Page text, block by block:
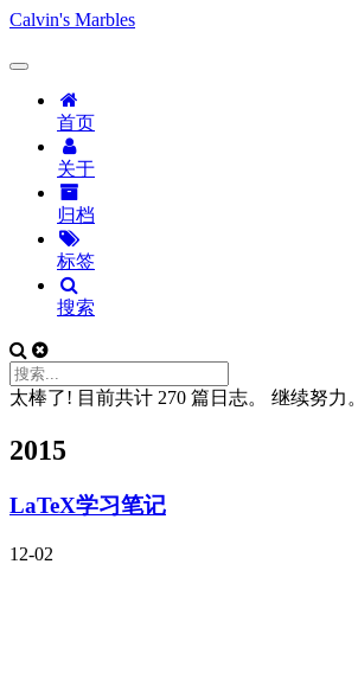
Calvin's Marbles
首页
关于
归档
标签
搜索
太棒了! 目前共计 270 篇日志。 继续努力。
2015
LaTeX学习笔记
12-02